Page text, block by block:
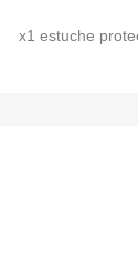
x1 estuche